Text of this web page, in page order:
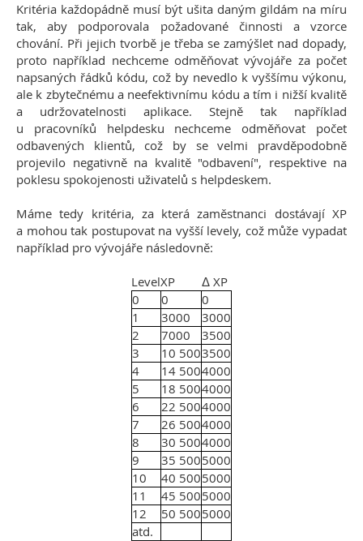
Kritéria každopádně musí být ušita daným gildám na míru
tak, aby podporovala požadované činnosti a vzorce
chování. Při jejich tvorbě je třeba se zamýšlet nad dopady,
proto například nechceme odměňovat vývojáře za počet
napsaných řádků kódu, což by nevedlo k vyššímu výkonu,
ale k zbytečnému a neefektivnímu kódu a tím i nižší kvalitě
a udržovatelnosti aplikace. Stejně tak například
u pracovníků helpdesku nechceme odměňovat počet
odbavených klientů, což by se velmi pravděpodobně
projevilo negativně na kvalitě "odbavení", respektive na
poklesu spokojenosti uživatelů s helpdeskem.
Máme tedy kritéria, za která zaměstnanci dostávají XP
a mohou tak postupovat na vyšší levely, což může vypadat
například pro vývojáře následovně:
LevelXP
Δ XP
0
0
0
1
3000
3000
2
7000
3500
3
10 5003500
4
14 5004000
5
18 5004000
6
22 5004000
7
26 5004000
8
30 5004000
9
35 5005000
10
40 5005000
11
45 5005000
12
50 5005000
atd.